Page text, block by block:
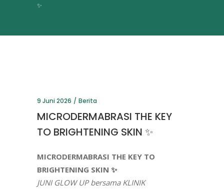
✨
9 Juni 2026 Berita
MICRODERMABRASI THE KEY
TO BRIGHTENING SKIN ✨
MICRODERMABRASI THE KEY TO
BRIGHTENING SKIN ✨
JUNI GLOW UP bersama KLINIK